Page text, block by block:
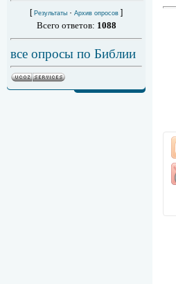
[ Результаты · Архив опросов ]
Всего ответов: 1088
все опросы по Библии